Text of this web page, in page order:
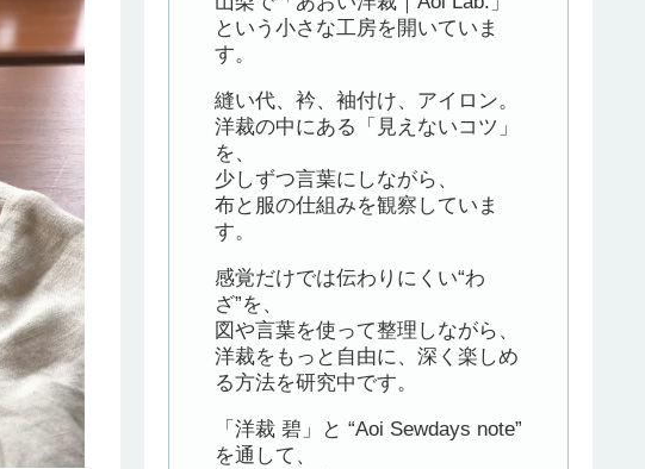
という小さな工房を開いていま
す。
縫い代、衿、袖付け、アイロン。
洋裁の中にある「見えないコツ」
を、
少しずつ言葉にしながら、
布と服の仕組みを観察していま
す。
感覚だけでは伝わりにくい“わ
ざ”を、
図や言葉を使って整理しながら、
洋裁をもっと自由に、深く楽しめ
る方法を研究中です。
「洋裁 碧」と “Aoi Sewdays note”
を通して、